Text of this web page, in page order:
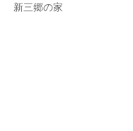
新三郷の家